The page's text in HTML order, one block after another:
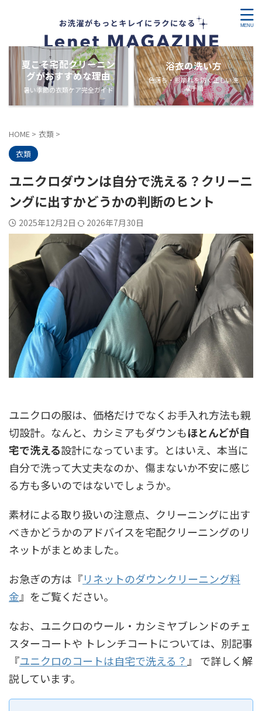
夏こそ宅配クリーニン
グがおすすめな理由
暑い季節の衣類ケア完全ガイド
浴衣の洗い方
色落ち・形崩れを防ぐ正しい洗
濯手順
HOME > 衣類 >
衣類
ユニクロダウンは自分で洗える？クリーニ
ングに出すかどうかの判断のヒント
2025年12月2日 2026年7月30日
ユニクロの服は、価格だけでなくお手入れ方法も親
切設計。なんと、カシミアもダウンもほとんどが自
宅で洗える設計になっています。とはいえ、本当に
自分で洗って大丈夫なのか、傷まないか不安に感じ
る方も多いのではないでしょうか。
素材による取り扱いの注意点、クリーニングに出す
べきかどうかのアドバイスを宅配クリーニングのリ
ネットがまとめました。
お急ぎの方は『リネットのダウンクリーニング料
金』をご覧ください。
なお、ユニクロのウール・カシミヤブレンドのチェ
スターコートや トレンチコートについては、別記事
『ユニクロのコートは自宅で洗える？ 』 で詳しく解
説しています。